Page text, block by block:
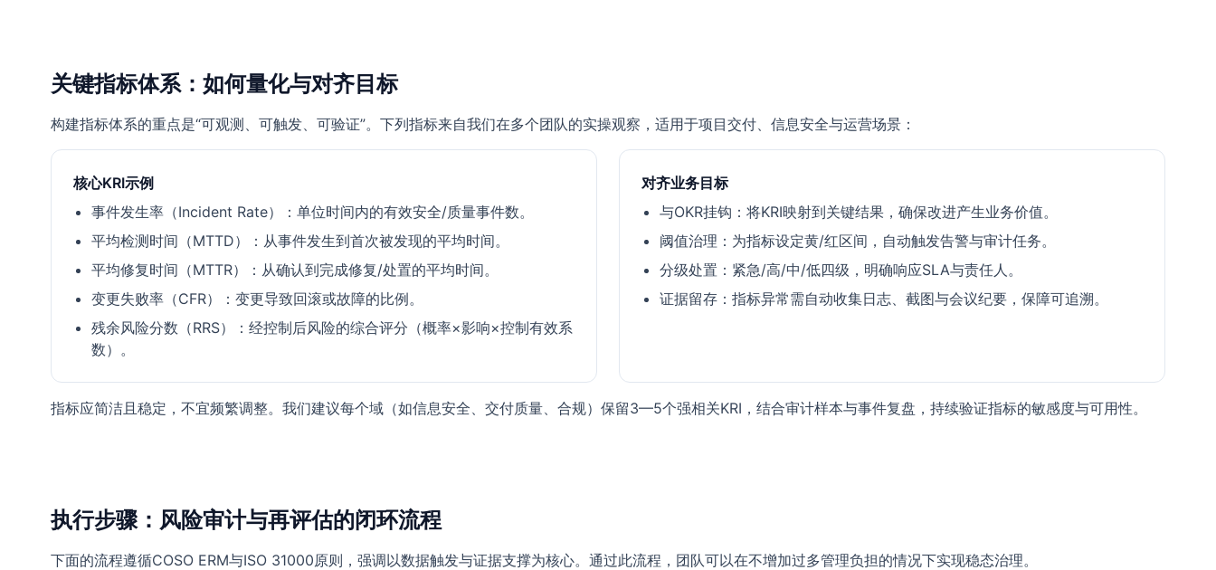
关键指标体系：如何量化与对齐目标
构建指标体系的重点是“可观测、可触发、可验证”。下列指标来自我们在多个团队的实操观察，适用于项目交付、信息安全与运营场景：
核心KRI示例
事件发生率（Incident Rate）：单位时间内的有效安全/质量事件数。
平均检测时间（MTTD）：从事件发生到首次被发现的平均时间。
平均修复时间（MTTR）：从确认到完成修复/处置的平均时间。
变更失败率（CFR）：变更导致回滚或故障的比例。
残余风险分数（RRS）：经控制后风险的综合评分（概率×影响×控制有效系
数）。
对齐业务目标
与OKR挂钩：将KRI映射到关键结果，确保改进产生业务价值。
阈值治理：为指标设定黄/红区间，自动触发告警与审计任务。
分级处置：紧急/高/中/低四级，明确响应SLA与责任人。
证据留存：指标异常需自动收集日志、截图与会议纪要，保障可追溯。
指标应简洁且稳定，不宜频繁调整。我们建议每个域（如信息安全、交付质量、合规）保留3—5个强相关KRI，结合审计样本与事件复盘，持续验证指标的敏感度与可用性。
执行步骤：风险审计与再评估的闭环流程
下面的流程遵循COSO ERM与ISO 31000原则，强调以数据触发与证据支撑为核心。通过此流程，团队可以在不增加过多管理负担的情况下实现稳态治理。